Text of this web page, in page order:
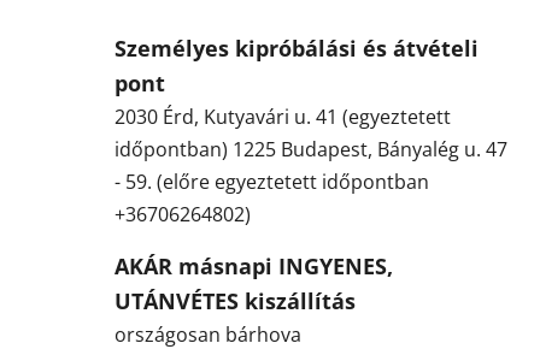
Személyes kipróbálási és átvételi
pont
2030 Érd, Kutyavári u. 41 (egyeztetett
időpontban) 1225 Budapest, Bányalég u. 47
- 59. (előre egyeztetett időpontban
+36706264802)
AKÁR másnapi INGYENES,
UTÁNVÉTES kiszállítás
országosan bárhova